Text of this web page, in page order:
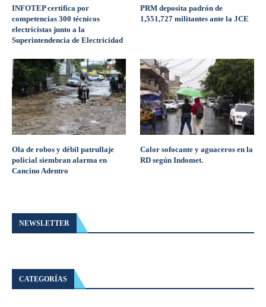
INFOTEP certifica por
competencias 300 técnicos
electricistas junto a la
Superintendencia de Electricidad
PRM deposita padrón de
1,551,727 militantes ante la JCE
Ola de robos y débil patrullaje
policial siembran alarma en
Cancino Adentro
Calor sofocante y aguaceros en la
RD según Indomet.
NEWSLETTER
CATEGORÍAS